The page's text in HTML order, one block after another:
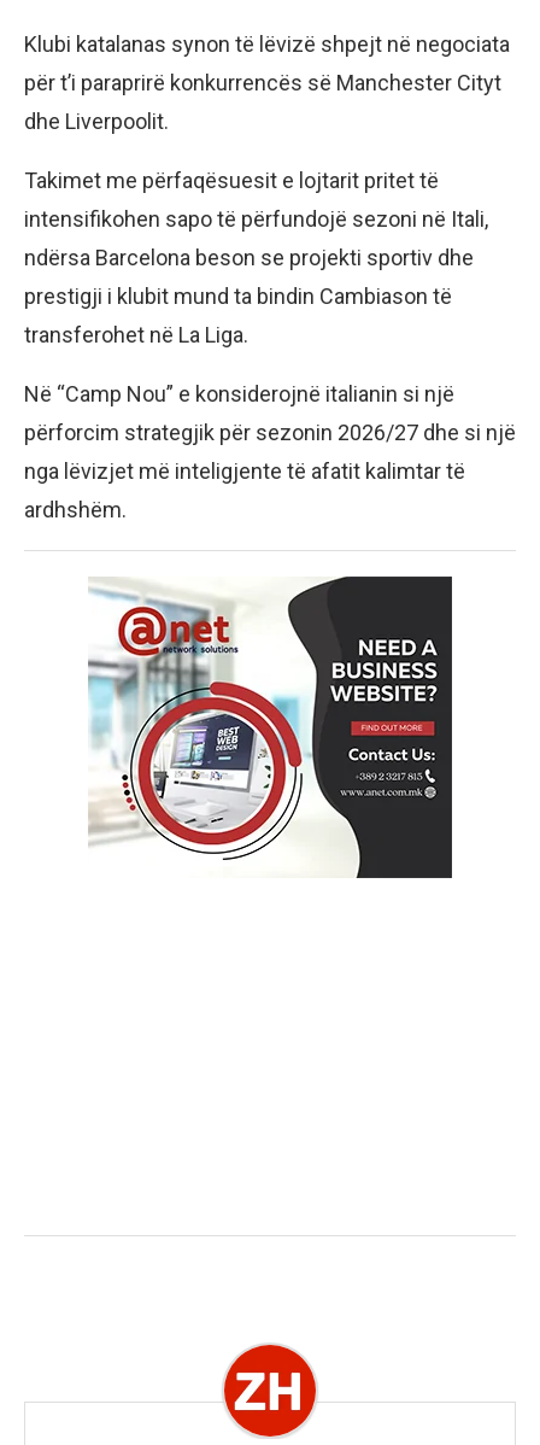
Klubi katalanas synon të lëvizë shpejt në negociata
për t’i paraprirë konkurrencës së Manchester Cityt
dhe Liverpoolit.
Takimet me përfaqësuesit e lojtarit pritet të
intensifikohen sapo të përfundojë sezoni në Itali,
ndërsa Barcelona beson se projekti sportiv dhe
prestigji i klubit mund ta bindin Cambiason të
transferohet në La Liga.
Në “Camp Nou” e konsiderojnë italianin si një
përforcim strategjik për sezonin 2026/27 dhe si një
nga lëvizjet më inteligjente të afatit kalimtar të
ardhshëm.